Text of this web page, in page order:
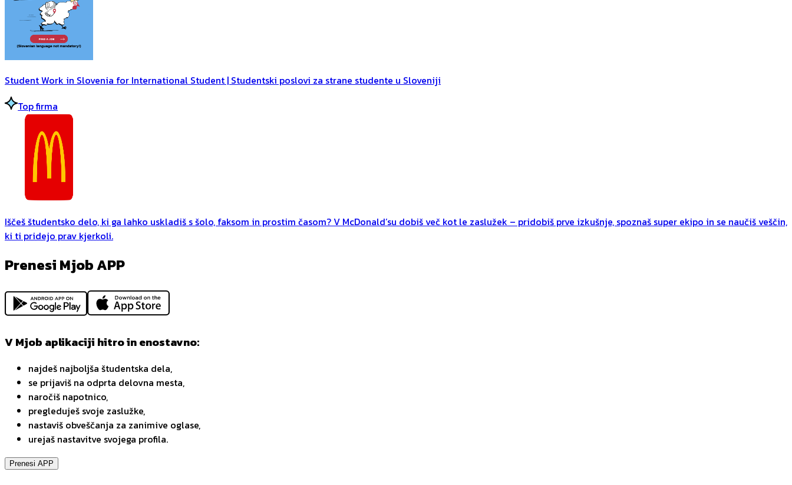
Student Work in Slovenia for International Student | Studentski poslovi za strane studente u Sloveniji
Top firma
Iščeš študentsko delo, ki ga lahko uskladiš s šolo, faksom in prostim časom? V McDonald’su dobiš več kot le zaslužek – pridobiš prve izkušnje, spoznaš super ekipo in se naučiš veščin,
ki ti pridejo prav kjerkoli.
Prenesi Mjob APP
V Mjob aplikaciji hitro in enostavno:
najdeš najboljša študentska dela,
se prijaviš na odprta delovna mesta,
naročiš napotnico,
pregleduješ svoje zaslužke,
nastaviš obveščanja za zanimive oglase,
urejaš nastavitve svojega profila.
Prenesi APP